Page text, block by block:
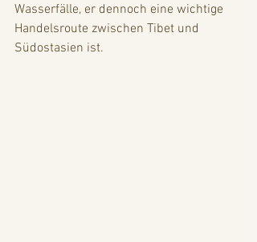
Wasserfälle, er dennoch eine wichtige
Handelsroute zwischen Tibet und
Südostasien ist.